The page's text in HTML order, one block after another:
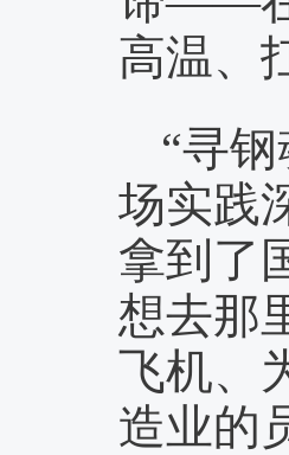
高温、
“寻
场实践
拿到了
想去那
飞机、
造业的